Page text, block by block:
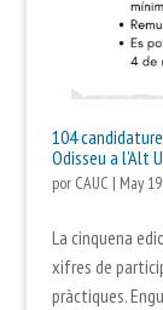
104
Odisseu a l’Alt
por CAUC | May
La cinquena
xifres de
pràctiques.